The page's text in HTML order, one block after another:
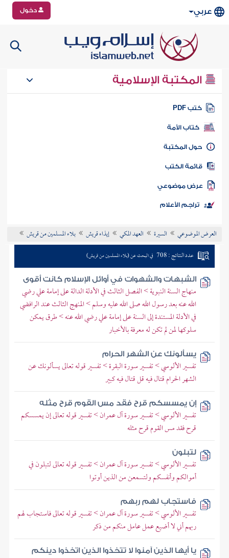
عربي دخول
المكتبة الإسلامية
كتب PDF
كتاب الأمة
المكتبة
الكتب
موضوعي
تراجم الأعلام
العرض الموضوعي السيرة العهد المكي إيذاء قريش بلاء المسلمين من قريش
عدد النتائج : 708 في البحث عن (بلاء المسلمين من قريش)
الشبهات والشهوات في أوائل الإسلام كانت أقوى
منهاج السنة النبوية > الفصل الثالث في الأدلة الدالة على إمامة علي رضي
الله عنه بعد رسول الله صلى الله عليه وسلم > المنهج الثالث عند الرافضي
في الأدلة المستندة إلى السنة على إمامة علي رضي الله عنه > طرق يمكن
سلوكها لمن لم تكن له معرفة بالأخبار
يسألونك عن الشهر الحرام
تفسير الألوسي > تفسير سورة البقرة > تفسير قوله تعالى يسألونك عن
الشهر الحرام قتال فيه قل قتال فيه كبير
إن يمسسكم قرح فقد مس القوم قرح مثله
تفسير الألوسي > تفسير سورة آل عمران > تفسير قوله تعالى إن يمسسكم
قرح فقد مس القوم قرح مثله
لتبلون
تفسير الألوسي > تفسير سورة آل عمران > تفسير قوله تعالى لتبلون في
أموالكم وأنفسكم ولتسمعن من الذين أوتوا
فاستجاب لهم ربهم
تفسير الألوسي > تفسير سورة آل عمران > تفسير قوله تعالى فاستجاب لهم
ربهم أني لا أضيع عمل عامل منكم من ذكر
يا أيها الذين آمنوا لا تتخذوا الذين اتخذوا دينكم